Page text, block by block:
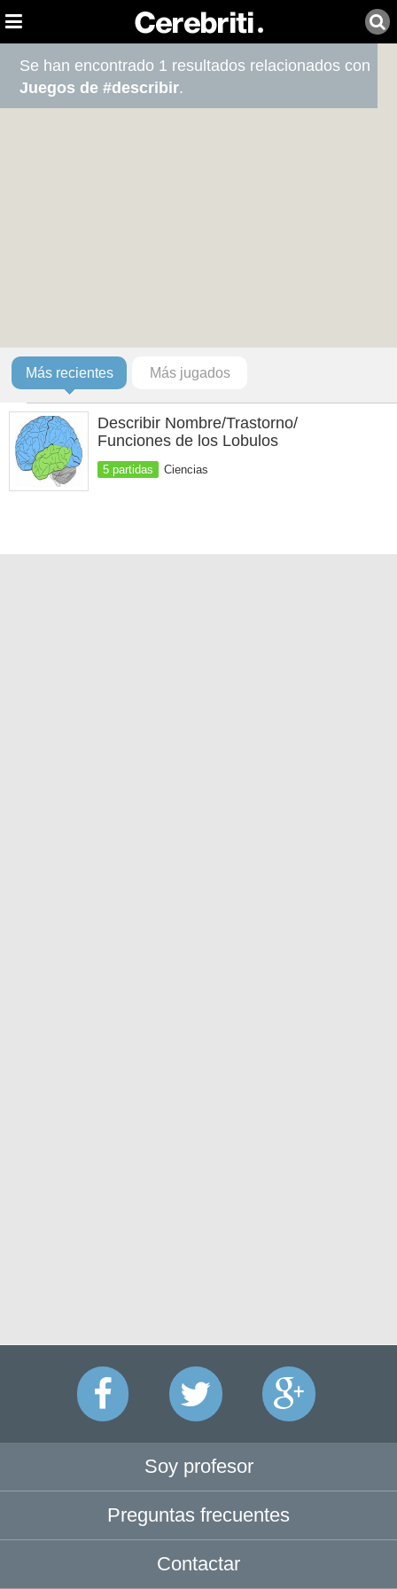
Se han encontrado 1 resultados relacionados con
Juegos de #describir.
Más recientes Más jugados
Describir Nombre/Trastorno/
Funciones de los Lobulos
5 partidas Ciencias
Soy profesor
Preguntas frecuentes
Contactar